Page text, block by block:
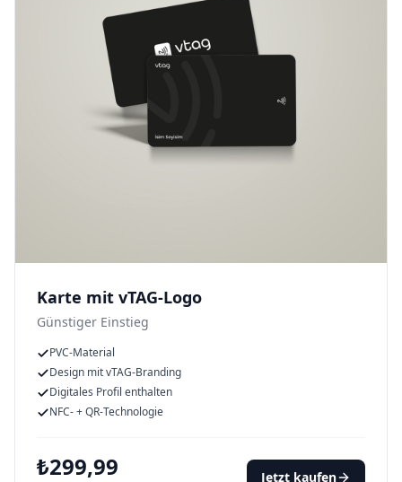
Karte mit vTAG-Logo
Günstiger Einstieg
PVC-Material
Design mit vTAG-Branding
Digitales Profil enthalten
NFC- + QR-Technologie
₺299,99 Jetzt kaufen